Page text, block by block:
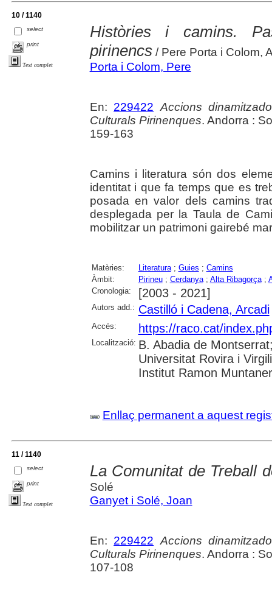
10 / 1140
select
print
Text complet
Històries i camins.
pirinencs/ Pere Porta i Colom,
Porta i Colom, Pere
En: 229422 Accions
Culturals Pirinenques. Andorra :
159-163
Camins i literatura són dos
identitat i que fa temps que es
posada en valor dels camins
desplegada per la Taula de
mobilitzar un patrimoni gairebé
Matèries: Literatura; Guies ; Camins
Àmbit:
Pirineu; Cerdanya; Alta Ribagorça;
Cronologia:
[2003 - 2021]
Autors add.: Castilló i Cadena, Arcadi
Accés: https://raco.cat/
Localització: B. Abadia de
Universitat Rovira i
Institut Ramon
Enllaç permanent a aquest
11 / 1140
select
print
Text complet
La Comunitat de Treball
Solé
Ganyet i Solé, Joan
En: 229422 Accions
Culturals Pirinenques. Andorra :
107-108